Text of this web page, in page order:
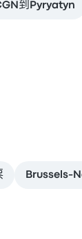
到Pyryatyn
Brussels-